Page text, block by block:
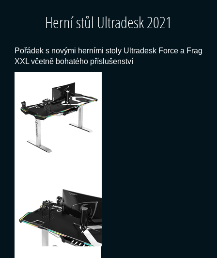
Herní stůl Ultradesk 2021
Pořádek s novými herními stoly Ultradesk Force a Frag
XXL včetně bohatého příslušenství